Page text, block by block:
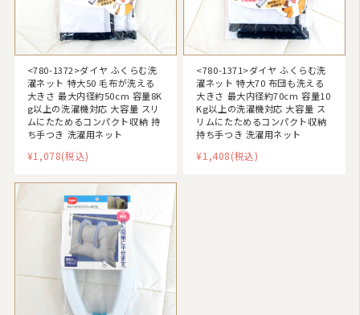
<780-1372>ダイヤ ふくらむ洗
濯ネット 特大50 毛布が洗える
大きさ 最大内径約50cm 容量8K
g以上の洗濯機対応 大容量 スリ
ムにたためるコンパクト収納 持
ち手つき 洗濯用ネット
¥1,078(税込)
<780-1371>ダイヤ ふくらむ洗
濯ネット 特大70 布団も洗える
大きさ 最大内径約70cm 容量10
Kg以上の洗濯機対応 大容量 ス
リムにたためるコンパクト収納
持ち手つき 洗濯用ネット
¥1,408(税込)